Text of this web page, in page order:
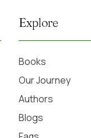
Explore
Books
Our Journey
Authors
Blogs